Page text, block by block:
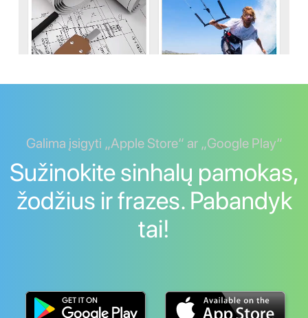
Galima įsigyti „Apple Store“ ar „Google Play“
Sužinokite sinhalų pamokas,
žodžius ir frazes. Pabandyk
tai!